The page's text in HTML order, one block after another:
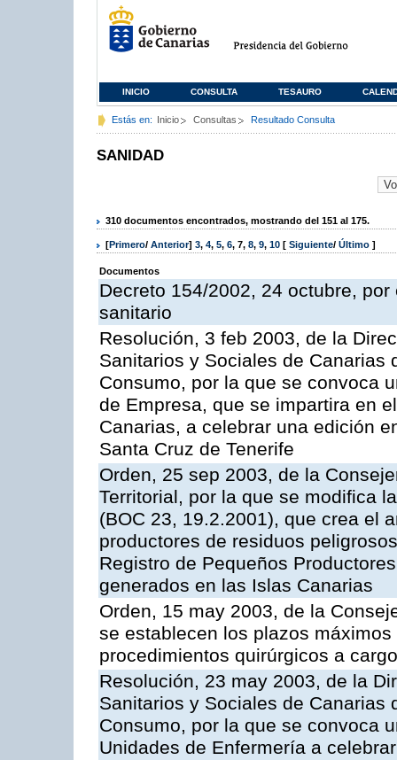
INICIO CONSULTA TESAURO
Estás en: Inicio Consultas Resultado Consulta
SANIDAD
310 documentos encontrados, mostrando del 151 al 175.
[Primero/ Anterior] 3, 4, 5, 6, 7, 8, 9, 10 [ Siguiente/ Último ]
Documentos
Decreto 154/2002, 24 octubre,
sanitario
Resolución, 3 feb 2003, de la
Sanitarios y Sociales de Canarias
Consumo, por la que se convoca
de Empresa, que se impartira en
Canarias, a celebrar una edición
Santa Cruz de Tenerife
Orden, 25 sep 2003, de la
Territorial, por la que se modifica
(BOC 23, 19.2.2001), que crea el
productores de residuos
Registro de Pequeños
generados en las Islas Canarias
Orden, 15 may 2003, de la
se establecen los plazos
procedimientos quirúrgicos a
Resolución, 23 may 2003, de la
Sanitarios y Sociales de Canarias
Consumo, por la que se convoca
Unidades de Enfermería a